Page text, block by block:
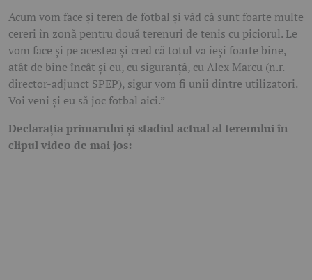
Acum vom face și teren de fotbal și văd că sunt foarte multe
cereri în zonă pentru două terenuri de tenis cu piciorul. Le
vom face și pe acestea și cred că totul va ieși foarte bine,
atât de bine încât și eu, cu siguranță, cu Alex Marcu (n.r.
director-adjunct SPEP), sigur vom fi unii dintre utilizatori.
Voi veni și eu să joc fotbal aici.”
Declarația primarului și stadiul actual al terenului în
clipul video de mai jos: